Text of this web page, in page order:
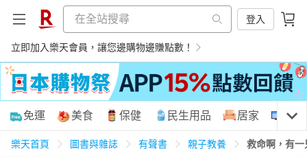
登入
立即加入樂天會員，讓您邊購物邊賺點數！
購物網分類
免運 美食 保健 民生用品 居家 3C
樂天首頁 圖書與雜誌 有聲書 親子教養 救命啊，有